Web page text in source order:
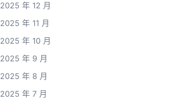
2025 年 12 月
2025 年 11 月
2025 年 10 月
2025 年 9 月
2025 年 8 月
2025 年 7 月